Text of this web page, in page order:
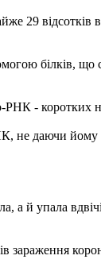
29 відсотків
білків, що
РНК -
не даючи
а й упала
зараження